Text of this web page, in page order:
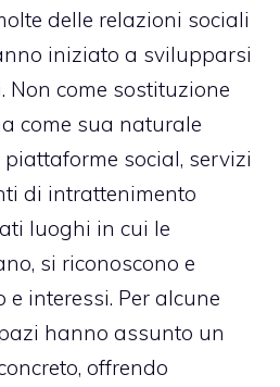
delle relazioni sociali
iniziato a svilupparsi
come sostituzione
come sua naturale
piattaforme social, servizi
di intrattenimento
luoghi in cui le
si riconoscono e
interessi. Per alcune
hanno assunto un
offrendo